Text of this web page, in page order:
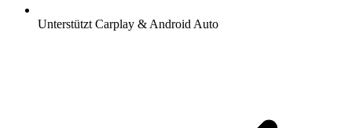
Unterstützt Carplay & Android Auto